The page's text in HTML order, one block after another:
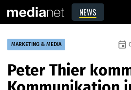
NEWS
MARKETING & MEDIA event
Peter Thier